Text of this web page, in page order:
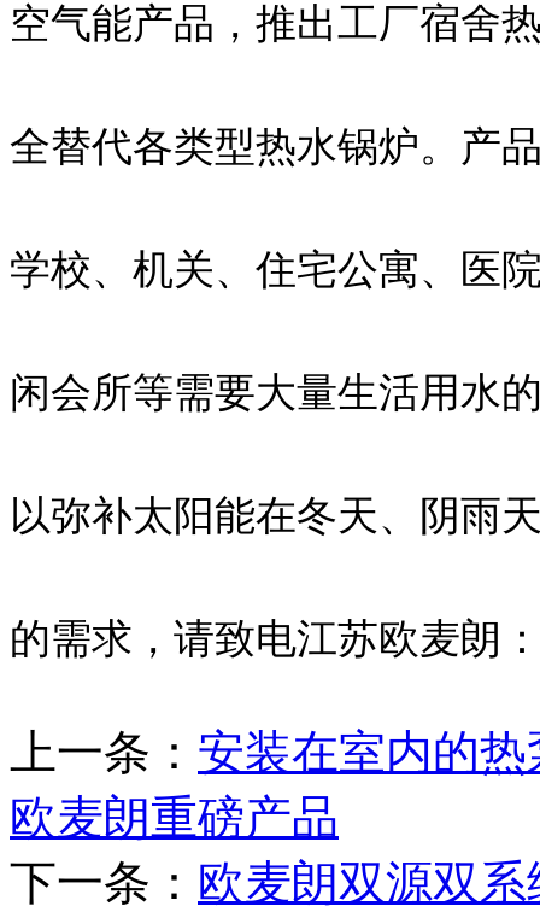
空气能产品，推出工厂宿舍
全替代各类型热水锅炉。产
学校、机关、住宅公寓、医
闲会所等需要大量生活用水
以弥补太阳能在冬天、阴雨
的需求，请致电江苏欧麦朗：
上一条： 安装在室内的
欧麦朗重磅产品
下一条： 欧麦朗双源双